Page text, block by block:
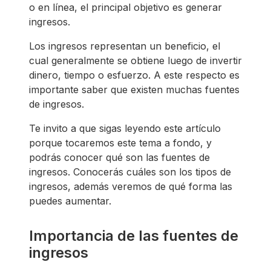
o en línea, el principal objetivo es generar
ingresos.
Los ingresos representan un beneficio, el
cual generalmente se obtiene luego de invertir
dinero, tiempo o esfuerzo. A este respecto es
importante saber que existen muchas fuentes
de ingresos.
Te invito a que sigas leyendo este artículo
porque tocaremos este tema a fondo, y
podrás conocer qué son las fuentes de
ingresos. Conocerás cuáles son los tipos de
ingresos, además veremos de qué forma las
puedes aumentar.
Importancia de las fuentes de
ingresos